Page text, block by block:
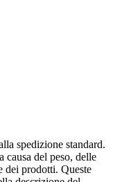
spedizione standard.
causa del peso, delle
dei prodotti. Queste